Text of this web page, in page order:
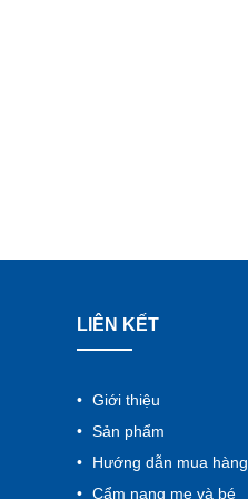
LIÊN KẾT
Giới thiệu
Sản phẩm
Hướng dẫn mua hàng
Cẩm nang mẹ và bé